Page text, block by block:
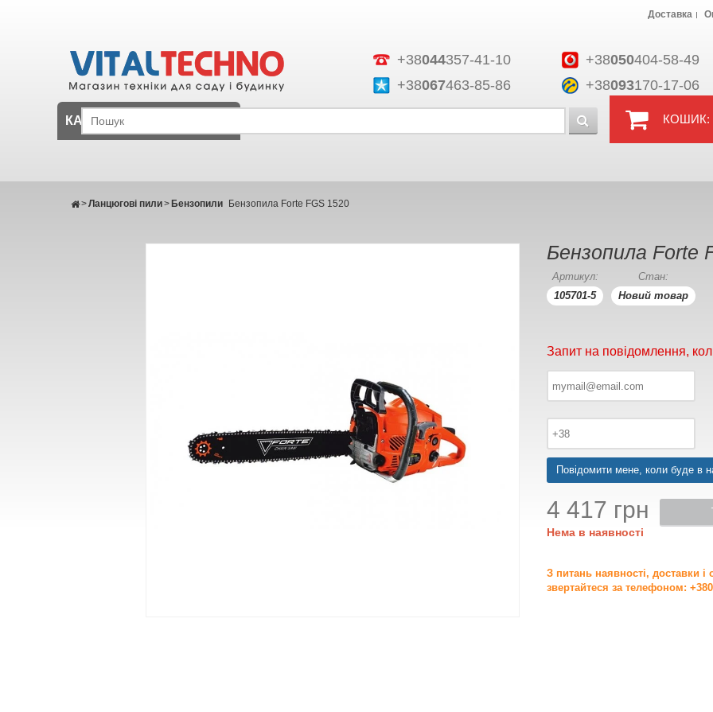
+38044357-41-10 +38050404-58-49
+38067463-85-86 +38093170-17-06
Доставка
КОШИК:
КАТАЛОГ
Ланцюгові пили
> Бензопили
> Бензопила Forte FGS 1520
Бензопила Forte
Артикул:
105701-5
Стан:
Новий товар
Запит на повідомлення,
Повідомити мене, коли буде в
4 417 грн
Нема в наявності
З питань наявності, доставки і
звертайтеся за телефоном: